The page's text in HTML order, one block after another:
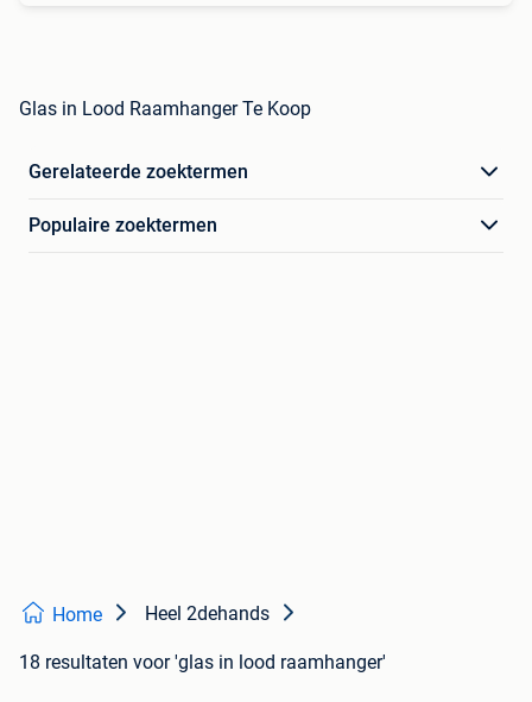
Glas in Lood Raamhanger Te Koop
Gerelateerde zoektermen
Populaire zoektermen
Home Heel 2dehands
18 resultaten voor 'glas in lood raamhanger'